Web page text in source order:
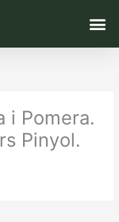
i Pomera.
Pinyol.